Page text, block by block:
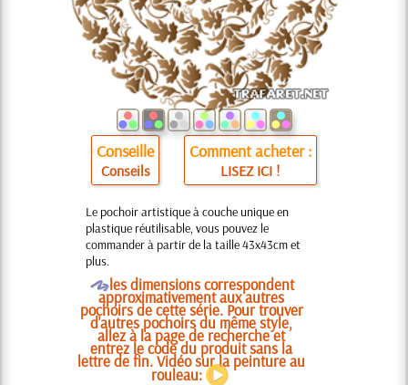
Conseille
Conseils
Comment acheter :
LISEZ ICI !
Le pochoir artistique à couche unique en
plastique réutilisable, vous pouvez le
commander à partir de la taille 43x43cm et
plus.
Oles dimensions correspondent
approximativement aux autres
pochoirs de cette série. Pour trouver
d'autres pochoirs du même style,
allez à la page de recherche et
entrez le code du produit sans la
lettre de fin. Vidéo sur la peinture au
rouleau: